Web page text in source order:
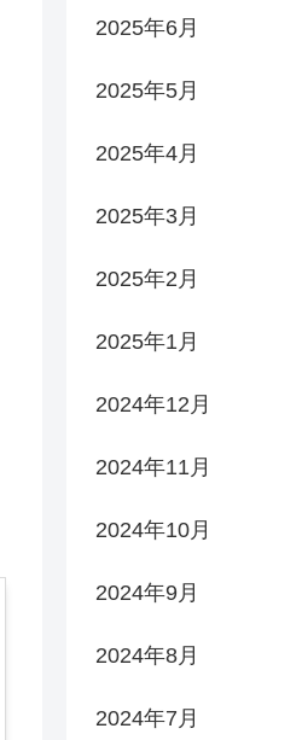
2025年6月
2025年5月
2025年4月
2025年3月
2025年2月
2025年1月
2024年12月
2024年11月
2024年10月
2024年9月
2024年8月
2024年7月